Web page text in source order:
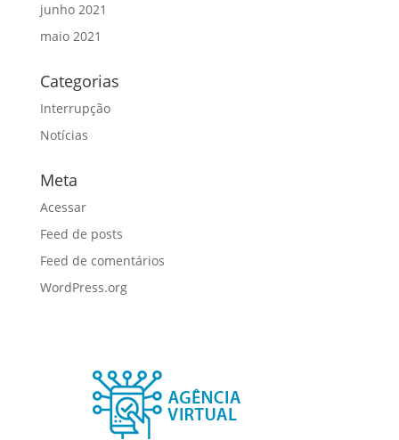
junho 2021
maio 2021
Categorias
Interrupção
Notícias
Meta
Acessar
Feed de posts
Feed de comentários
WordPress.org